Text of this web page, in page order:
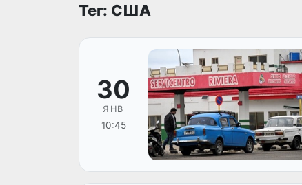
Тег: США
30
ЯНВ
10:45